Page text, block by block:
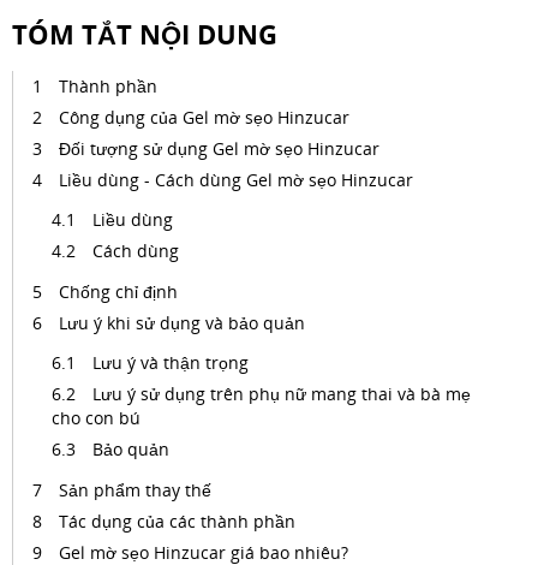
TÓM TẮT NỘI DUNG
Thành phần
Công dụng của Gel mờ sẹo Hinzucar
Đối tượng sử dụng Gel mờ sẹo Hinzucar
Liều dùng - Cách dùng Gel mờ sẹo Hinzucar
Liều dùng
Cách dùng
Chống chỉ định
Lưu ý khi sử dụng và bảo quản
Lưu ý và thận trọng
Lưu ý sử dụng trên phụ nữ mang thai và bà mẹ
cho con bú
Bảo quản
Sản phẩm thay thế
Tác dụng của các thành phần
Gel mờ sẹo Hinzucar giá bao nhiêu?